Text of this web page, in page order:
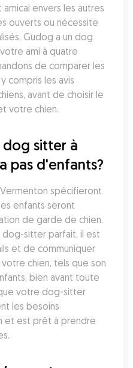
envers les autres
ouverts ou nécessite
Gudog a un dog
ami à quatre
de comparer les
compris les avis
avant de choisir le
votre chien.
dog sitter à
pas d'enfants?
spécifieront
enfants seront
de garde de chien.
dog-sitter parfait, il est
et de communiquer
chien, tels que son
bien avant toute
votre dog-sitter
les besoins
et est prêt à prendre